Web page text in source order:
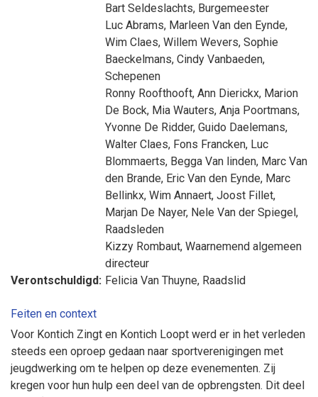
Bart Seldeslachts, Burgemeester
Luc Abrams, Marleen Van den Eynde,
Wim Claes, Willem Wevers, Sophie
Baeckelmans, Cindy Vanbaeden,
Schepenen
Ronny Roofthooft, Ann Dierickx, Marion
De Bock, Mia Wauters, Anja Poortmans,
Yvonne De Ridder, Guido Daelemans,
Walter Claes, Fons Francken, Luc
Blommaerts, Begga Van linden, Marc Van
den Brande, Eric Van den Eynde, Marc
Bellinkx, Wim Annaert, Joost Fillet,
Marjan De Nayer, Nele Van der Spiegel,
Raadsleden
Kizzy Rombaut, Waarnemend algemeen
directeur
Verontschuldigd: Felicia Van Thuyne, Raadslid
Feiten en context
Voor Kontich Zingt en Kontich Loopt werd er in het verleden
steeds een oproep gedaan naar sportverenigingen met
jeugdwerking om te helpen op deze evenementen. Zij
kregen voor hun hulp een deel van de opbrengsten. Dit deel